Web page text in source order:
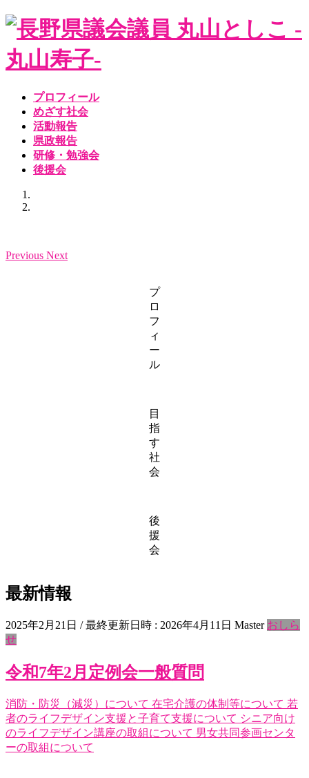
コ
テ
ン
ナ
ゲ
ー
プロフィール
めざす社会
活動報告
県政報告
研修・勉強会
後援会
Previous Next
プ
ロ
フ
ィ
ー
ル
目
指
す
社
会
後
援
会
最新情報
2025年2月21日 / 最終更新日時 : 2026年4月11日 Master おしら
せ
令和7年2月定例会一般質問
消防・防災（減災）について 在宅介護の体制等について 若
者のライフデザイン支援と子育て支援について シニア向け
のライフデザイン講座の取組について 男女共同参画センタ
ーの取組について